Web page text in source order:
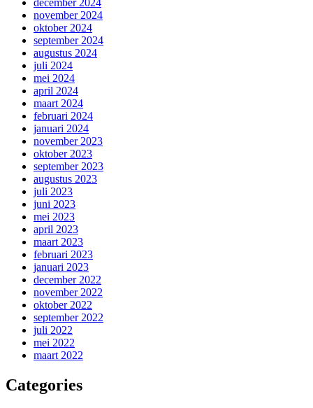
december 2024
november 2024
oktober 2024
september 2024
augustus 2024
juli 2024
mei 2024
april 2024
maart 2024
februari 2024
januari 2024
november 2023
oktober 2023
september 2023
augustus 2023
juli 2023
juni 2023
mei 2023
april 2023
maart 2023
februari 2023
januari 2023
december 2022
november 2022
oktober 2022
september 2022
juli 2022
mei 2022
maart 2022
Categories